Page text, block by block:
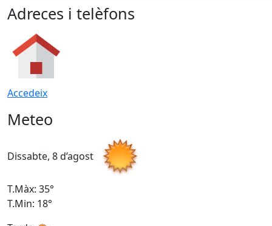
Adreces i telèfons
Accedeix
Meteo
Dissabte, 8 d’agost
T.Màx: 35°
T.Min: 18°